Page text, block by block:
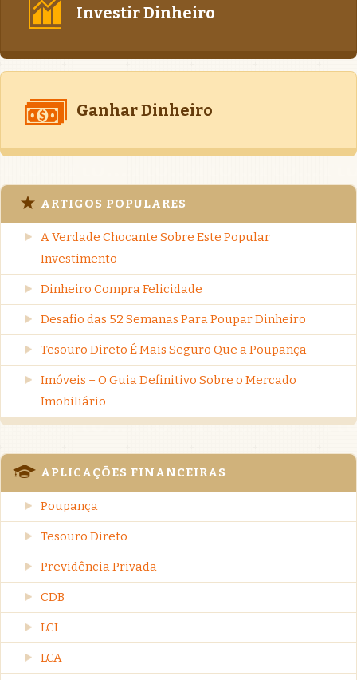
Investir Dinheiro
Ganhar Dinheiro
ARTIGOS POPULARES
A Verdade Chocante Sobre Este Popular
Investimento
Dinheiro Compra Felicidade
Desafio das 52 Semanas Para Poupar Dinheiro
Tesouro Direto É Mais Seguro Que a Poupança
Imóveis – O Guia Definitivo Sobre o Mercado
Imobiliário
APLICAÇÕES FINANCEIRAS
Poupança
Tesouro Direto
Previdência Privada
CDB
LCI
LCA